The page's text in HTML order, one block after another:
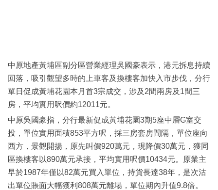
區
中原地產黃埔區副分區營業經理吳國豪表示，港元拆息持續
回落，吸引觀望多時的上車客及換樓客加快入市步伐，分行
單日促成黃埔花園本月首3宗成交，涉及2間兩房及1間三
房，平均實用呎價約12011元。
中原吳國豪指，分行最新促成黃埔花園3期5座中層G室交
投，單位實用面積853平方呎，採三房套房間隔，單位座向
西方，景觀開揚，原先叫價920萬元，現降價30萬元，獲同
區換樓客以890萬元承接，平均實用呎價10434元。原業主
早於1987年僅以82萬元買入單位，持貨長達38年，是次沽
出單位賬面大幅獲利808萬元離場，單位期內升值9.8倍。